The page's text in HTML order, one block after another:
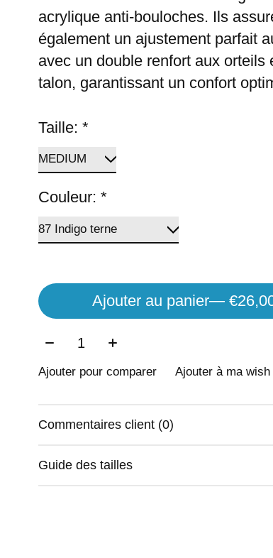
acrylique anti-bouloches. Ils
également un ajustement parfait
avec un double renfort aux orteils
talon, garantissant un confort
Taille:*
Couleur:*
Ajouter au panier —
Quantité:
Ajouter pour comparer Ajouter à ma
Commentaires client (0)
Guide des tailles